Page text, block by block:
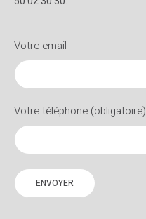
Votre email
Votre téléphone (obligatoire)